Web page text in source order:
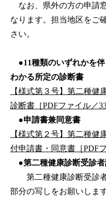
なお、県外の方の申請
なります。担当地区をご
さい。
●11種類のいずれかを
わかる所定の診断書
【様式第３号】第二種健
診断書［PDFファイル／
●申請書兼同意書
【様式第２号】第二種健
付申請書・同意書［PDF
●第二種健康診断受診
第二種健康診断受診者
部分の写しをお願いします